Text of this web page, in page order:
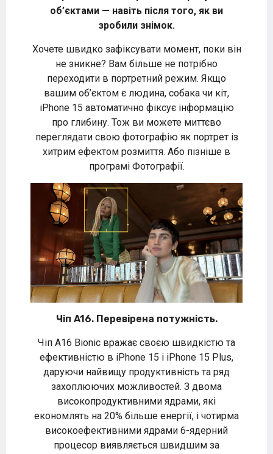
об’єктами — навіть після того, як ви
зробили знімок.
Хочете швидко зафіксувати момент, поки він
не зникне? Вам більше не потрібно
переходити в портретний режим. Якщо
вашим об’єктом є людина, собака чи кіт,
iPhone 15 автоматично фіксує інформацію
про глибину. Тож ви можете миттєво
переглядати свою фотографію як портрет із
хитрим ефектом розмиття. Або пізніше в
програмі Фотографії.
Чіп A16. Перевірена потужність.
Чіп A16 Bionic вражає своєю швидкістю та
ефективністю в iPhone 15 і iPhone 15 Plus,
даруючи найвищу продуктивність та ряд
захоплюючих можливостей. З двома
високопродуктивними ядрами, які
економлять на 20% більше енергії, і чотирма
високоефективними ядрами 6-ядерний
процесор виявляється швидшим за